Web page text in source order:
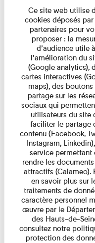
Lecture
Fanny Taillandier –
l’Imprimerie n°6
Pages
Ce site web utilise
cookies déposés par
partenaires pour
proposer : la
d’audience utile à
l’amélioration du
(Google analytics),
cartes interactives
maps), des boutons
partage sur les
sociaux qui
utilisateurs du site
faciliter le partage
contenu (Facebook,
Instagram,
service permettant
rendre les
attractifs (Calameo).
en savoir plus sur
traitements de
caractère personnel
œuvre par le
des Hauts-de-
consultez notre
protection des